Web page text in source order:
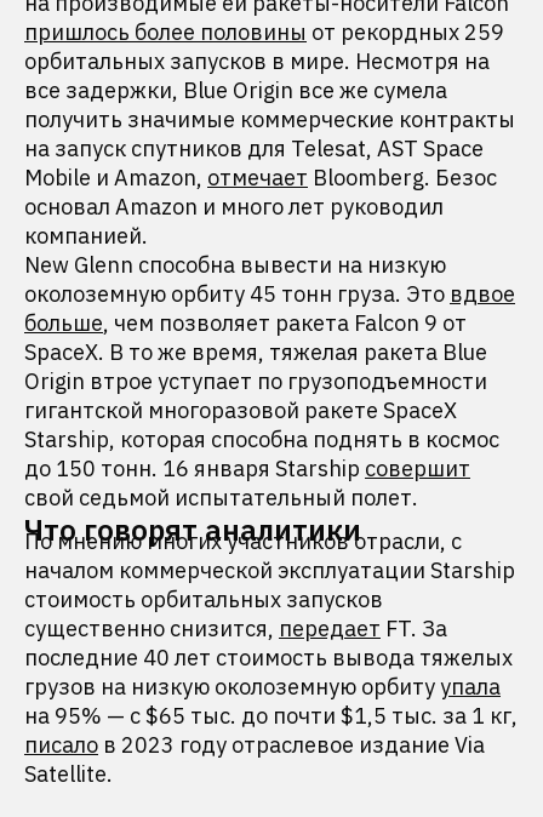
пришлось более половины от рекордных 259
орбитальных запусков в мире. Несмотря на
все задержки, Blue Origin все же сумела
получить значимые коммерческие контракты
на запуск спутников для Telesat, AST Space
Mobile и Amazon, отмечает Bloomberg. Безос
основал Amazon и много лет руководил
компанией.
New Glenn способна вывести на низкую
околоземную орбиту 45 тонн груза. Это вдвое
больше, чем позволяет ракета Falcon 9 от
SpaceX. В то же время, тяжелая ракета Blue
Origin втрое уступает по грузоподъемности
гигантской многоразовой ракете SpaceX
Starship, которая способна поднять в космос
до 150 тонн. 16 января Starship совершит
свой седьмой испытательный полет.
Что говорят аналитики
По мнению многих участников отрасли, с
началом коммерческой эксплуатации Starship
стоимость орбитальных запусков
существенно снизится, передает FT. За
последние 40 лет стоимость вывода тяжелых
грузов на низкую околоземную орбитуупала
на 95% — с $65 тыс. до почти $1,5 тыс. за 1 кг,
писало в 2023 году отраслевое издание Via
Satellite.